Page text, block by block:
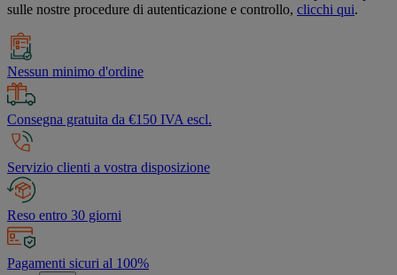
sulle nostre procedure di autenticazione e controllo, clicchi qui.
Nessun minimo d'ordine
Consegna gratuita da €150 IVA escl.
Servizio clienti a vostra disposizione
Reso entro 30 giorni
Pagamenti sicuri al 100%